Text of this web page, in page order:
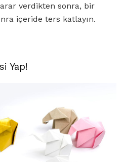
verdikten sonra, bir
içeride ters katlayın.
Yap!